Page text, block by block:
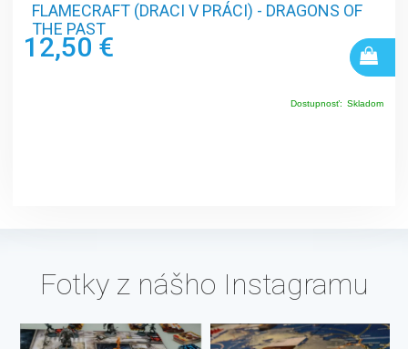
FLAMECRAFT (DRACI V PRÁCI) - DRAGONS OF
THE PAST
12,50 €
Dostupnosť: Skladom
Fotky z nášho Instagramu